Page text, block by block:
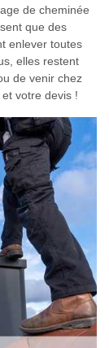
de cheminée
que des
enlever toutes
elles restent
de venir chez
votre devis !